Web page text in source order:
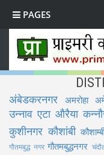
PAGES
अंबेडकरनगर अमरोहा
उन्नाव एटा औरैया
कुशीनगर कौशांबी
गौतमबुद्ध नगर गौतमबुद्धनगर